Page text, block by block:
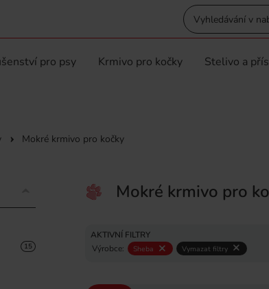
pro psy Krmivo pro kočky Stelivo a
Mokré krmivo pro kočky
Mokré krmivo pro
AKTIVNÍ FILTRY
Výrobce:
Sheba Vymazat filtry
15